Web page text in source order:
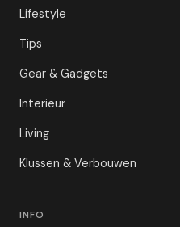
Lifestyle
Tips
Gear & Gadgets
Interieur
Living
Klussen & Verbouwen
INFO